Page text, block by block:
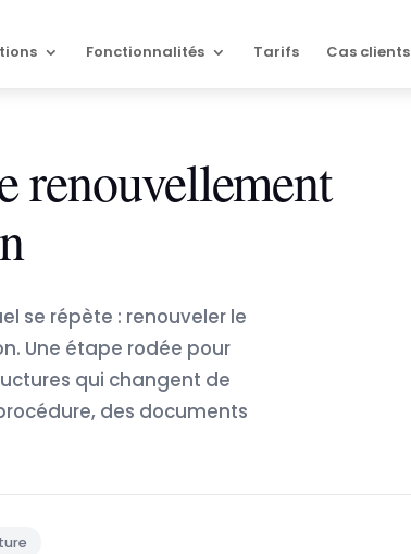
Fonctionnalités Tarifs Cas clients
renouvellement
se répète : renouveler le
Une étape rodée pour
qui changent de
des documents